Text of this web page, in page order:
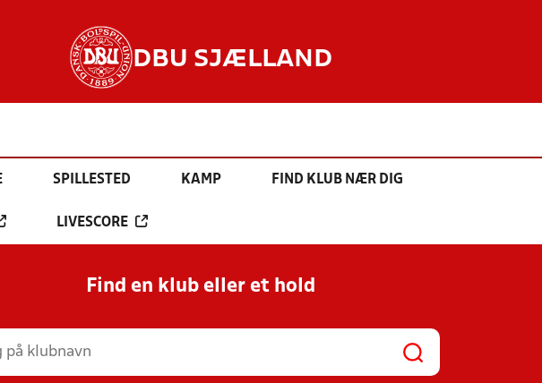
DBU SJÆLLAND
SPILLESTED KAMP FIND KLUB NÆR DIG
LIVESCORE
Find en klub eller et hold